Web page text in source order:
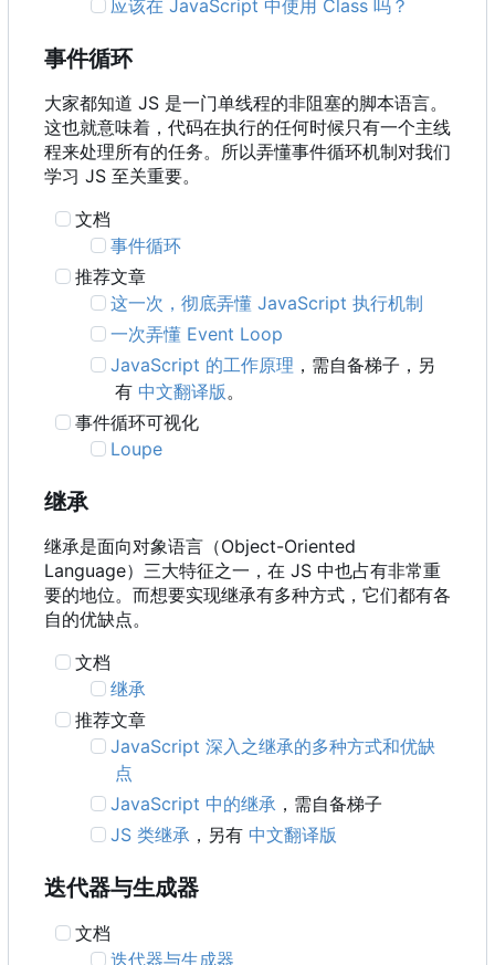
应该在 JavaScript 中使用 Class 吗？
事件循环
大家都知道 JS 是一门单线程的非阻塞的脚本语言。
这也就意味着，代码在执行的任何时候只有一个主线
程来处理所有的任务。所以弄懂事件循环机制对我们
学习 JS 至关重要。
文档
事件循环
推荐文章
这一次，彻底弄懂 JavaScript 执行机制
一次弄懂 Event Loop
JavaScript 的工作原理 ，需自备梯子，另
有 中文翻译版。
事件循环可视化
Loupe
继承
继承是面向对象语言 （Object-Oriented
Language） 三大特征之一 ， 在 JS 中也占有非常重
要的地位。而想要实现继承有多种方式，它们都有各
自的优缺点。
文档
继承
推荐文章
JavaScript 深入之继承的多种方式和优缺
点
JavaScript 中的继承 ，需自备梯子
JS 类继承 ，另有 中文翻译版
迭代器与生成器
文档
迭代器与生成器